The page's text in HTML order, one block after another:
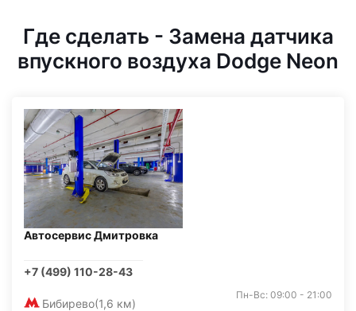
Где сделать - Замена датчика
впускного воздуха Dodge Neon
Автосервис Дмитровка
+7 (499) 110-28-43
Бибирево(1,6 км)
Пн-Вс: 09:00 - 21:00